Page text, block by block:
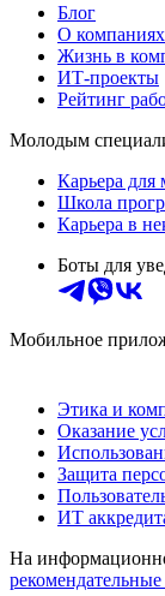
Блог
О
Жизнь в
ИТ-проекты
Рейтинг
Молодым
Карьера для
Школа
Карьера в
Боты для
Мобильное
Этика и
Оказание
Защита
ИТ
На